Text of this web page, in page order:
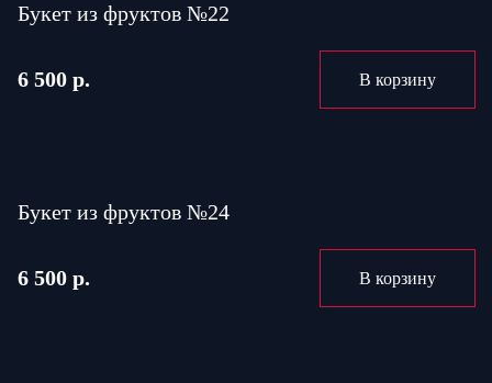
Букет из фруктов №22
6 500 р. В корзину
Букет из фруктов №24
6 500 р. В корзину